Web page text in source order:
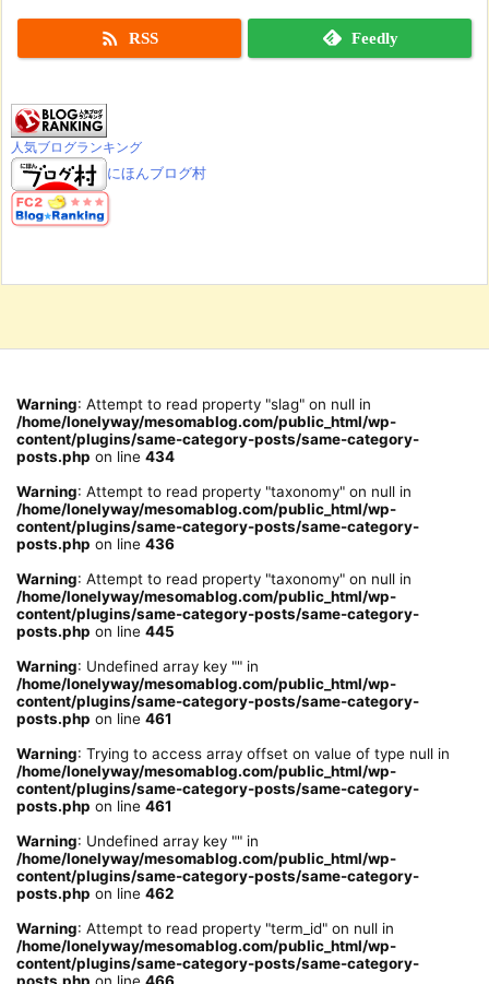
 RSS Feedly
人気ブログランキング
にほんブログ村
Warning: Attempt to read property "slag" on null in
/home/lonelyway/mesomablog.com/public_html/wp-
content/plugins/same-category-posts/same-category-
posts.php on line 434
Warning: Attempt to read property "taxonomy" on null in
/home/lonelyway/mesomablog.com/public_html/wp-
content/plugins/same-category-posts/same-category-
posts.php on line 436
Warning: Attempt to read property "taxonomy" on null in
/home/lonelyway/mesomablog.com/public_html/wp-
content/plugins/same-category-posts/same-category-
posts.php on line 445
Warning: Undefined array key "" in
/home/lonelyway/mesomablog.com/public_html/wp-
content/plugins/same-category-posts/same-category-
posts.php on line 461
Warning: Trying to access array offset on value of type null in
/home/lonelyway/mesomablog.com/public_html/wp-
content/plugins/same-category-posts/same-category-
posts.php on line 461
Warning: Undefined array key "" in
/home/lonelyway/mesomablog.com/public_html/wp-
content/plugins/same-category-posts/same-category-
posts.php on line 462
Warning: Attempt to read property "term_id" on null in
/home/lonelyway/mesomablog.com/public_html/wp-
content/plugins/same-category-posts/same-category-
posts.php on line 466